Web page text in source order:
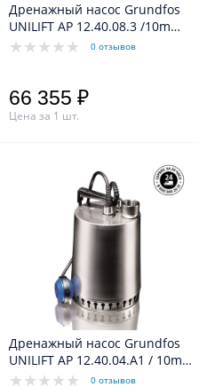
Дренажный насос Grundfos
UNILIFT AP 12.40.08.3 /10m
1,2/0,8kW 2,1A 3x400V 50Hz
0 отзывов
66 355 ₽
Цена за 1 шт.
Дренажный насос Grundfos
UNILIFT AP 12.40.04.A1 / 10m
0,70/0,40kW 3,0A 1x230V 50Hz
0 отзывов